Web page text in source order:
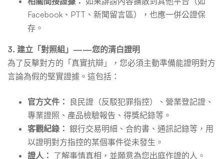
Facebook、PTT、新聞留言區），也應一併公證保
存。
3. 建立「對照組」——您的清白證明
為了反擊對方的「真實抗辯」，您必須主動準備能證明對方
言論為假的堅實證據。這包括：
官方文件： 良民證（反駁犯罪指控）、營業登記證、
專業證照、產品檢驗報告、得獎紀錄等。
客觀紀錄： 銀行交易明細、合約書、通訊記錄等，用
以證明對方指控的某個事件從未發生。
證人： 了解事情真相，並願意為您出庭作證的人。